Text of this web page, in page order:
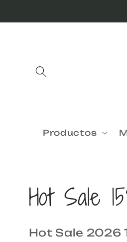
contenido
Productos
C
o
Hot Sale
Hot Sale 2026